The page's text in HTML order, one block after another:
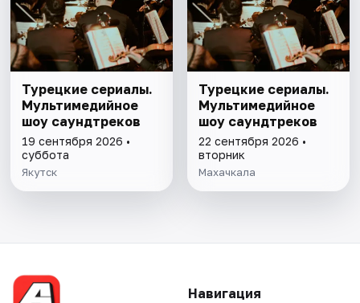
Турецкие сериалы.
Мультимедийное
шоу саундтреков
19 сентября 2026 •
суббота
Якутск
Турецкие сериалы.
Мультимедийное
шоу саундтреков
22 сентября 2026 •
вторник
Махачкала
Навигация